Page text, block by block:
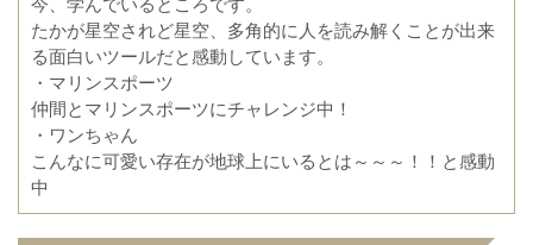
今、学んでいるところです。
たかが星空されど星空、多角的に人を読み解くことが出来
る面白いツールだと感動しています。
・マリンスポーツ
仲間とマリンスポーツにチャレンジ中！
・ワンちゃん
こんなに可愛い存在が地球上にいるとは～～～！！と感動
中